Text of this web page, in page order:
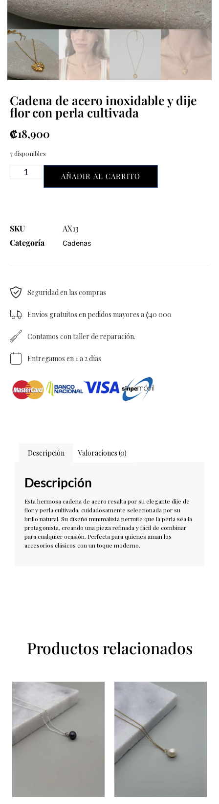
Cadena de acero inoxidable y dije
flor con perla cultivada
₡18,900
7 disponibles
AÑADIR AL CARRITO
SKU
AX13
Categoría
Cadenas
Seguridad en las compras
Envíos gratuitos en pedidos mayores a ¢40 000
Contamos con taller de reparación.
Entregamos en 1 a 2 días
Descripción Valoraciones (0)
Descripción
Esta hermosa cadena de acero resalta por su elegante dije de
flor y perla cultivada, cuidadosamente seleccionada por su
brillo natural. Su diseño minimalista permite que la perla sea la
protagonista, creando una pieza refinada y fácil de combinar
para cualquier ocasión. Perfecta para quienes aman los
accesorios clásicos con un toque moderno.
Productos relacionados